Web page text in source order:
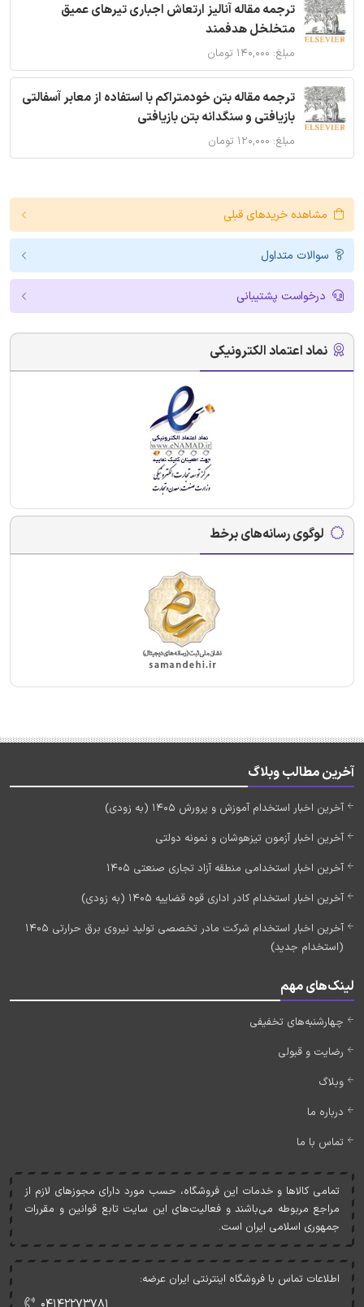
ترجمه مقاله آنالیز ارتعاش اجباری تیرهای عمیق
متخلخل هدفمند
مبلغ: ۱۴۰,۰۰۰ تومان
ترجمه مقاله بتن خودمتراکم با استفاده از معابر آسفالتی
بازیافتی و سنگدانه بتن بازیافتی
مبلغ: ۱۲۰,۰۰۰ تومان
مشاهده خریدهای قبلی
سوالات متداول
درخواست پشتیبانی
نماد اعتماد الکترونیکی
لوگوی رسانه‌های برخط
آخرین مطالب وبلاگ
آخرین اخبار استخدام آموزش و پرورش 1405 (به زودی)
آخرین اخبار آزمون تیزهوشان و نمونه دولتی
آخرین اخبار استخدامی منطقه آزاد تجاری صنعتی 1405
آخرین اخبار استخدام کادر اداری قوه قضاییه 1405 (به زودی)
آخرین اخبار استخدام شرکت مادر تخصصی تولید نیروی برق حرارتی 1405
(استخدام جدید)
لینک‌های مهم
چهارشنبه‌های تخفیفی
رضایت و قبولی
وبلاگ
درباره ما
تماس با ما
تمامی کالاها و خدمات اين فروشگاه، حسب مورد دارای مجوزهای لازم از
مراجع مربوطه می‌باشند و فعاليت‌های اين سايت تابع قوانين و مقررات
جمهوری اسلامی ايران است.
اطلاعات تماس با فروشگاه اینترنتی ایران عرضه: